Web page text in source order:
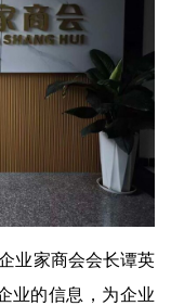
业家商会会长谭英
业的信息，为企业